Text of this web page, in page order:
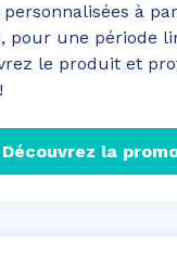
personnalisées à
pour une période
le produit et
Découvrez la